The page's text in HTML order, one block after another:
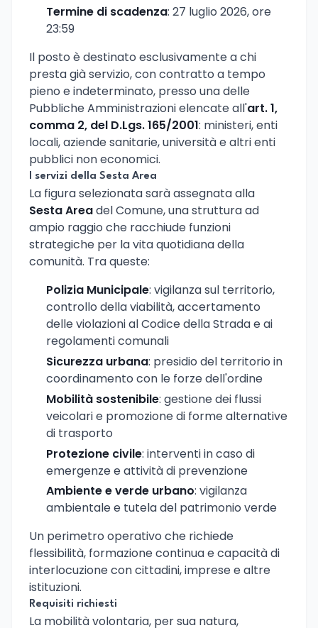
Termine di scadenza: 27 luglio 2026, ore
23:59
Il posto è destinato esclusivamente a chi
presta già servizio, con contratto a tempo
pieno e indeterminato, presso una delle
Pubbliche Amministrazioni elencate all'art. 1,
comma 2, del D.Lgs. 165/2001: ministeri, enti
locali, aziende sanitarie, università e altri enti
pubblici non economici.
I servizi della Sesta Area
La figura selezionata sarà assegnata alla
Sesta Areadel Comune, una struttura ad
ampio raggio che racchiude funzioni
strategiche per la vita quotidiana della
comunità. Tra queste:
Polizia Municipale: vigilanza sul territorio,
controllo della viabilità, accertamento
delle violazioni al Codice della Strada e ai
regolamenti comunali
Sicurezza urbana: presidio del territorio in
coordinamento con le forze dell'ordine
Mobilità sostenibile: gestione dei flussi
veicolari e promozione di forme alternative
di trasporto
Protezione civile: interventi in caso di
emergenze e attività di prevenzione
Ambiente e verde urbano: vigilanza
ambientale e tutela del patrimonio verde
Un perimetro operativo che richiede
flessibilità, formazione continua e capacità di
interlocuzione con cittadini, imprese e altre
istituzioni.
Requisiti richiesti
La mobilità volontaria, per sua natura,